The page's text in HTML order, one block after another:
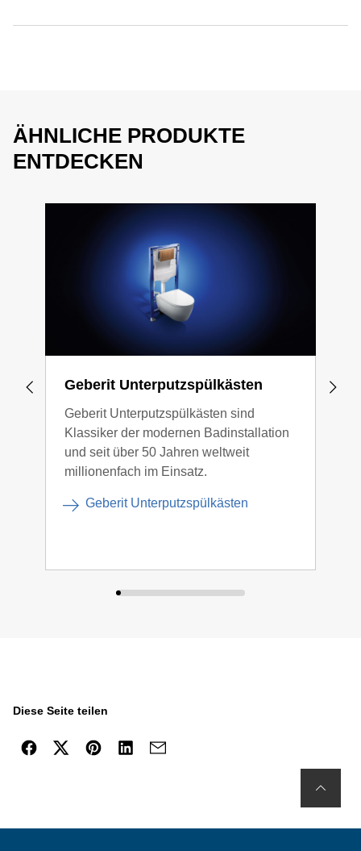
ÄHNLICHE PRODUKTE
ENTDECKEN
Geberit Unterputzspülkästen
Geberit Unterputzspülkästen sind
Klassiker der modernen Badinstallation
und seit über 50 Jahren weltweit
millionenfach im Einsatz.
Geberit Unterputzspülkästen
Diese Seite teilen